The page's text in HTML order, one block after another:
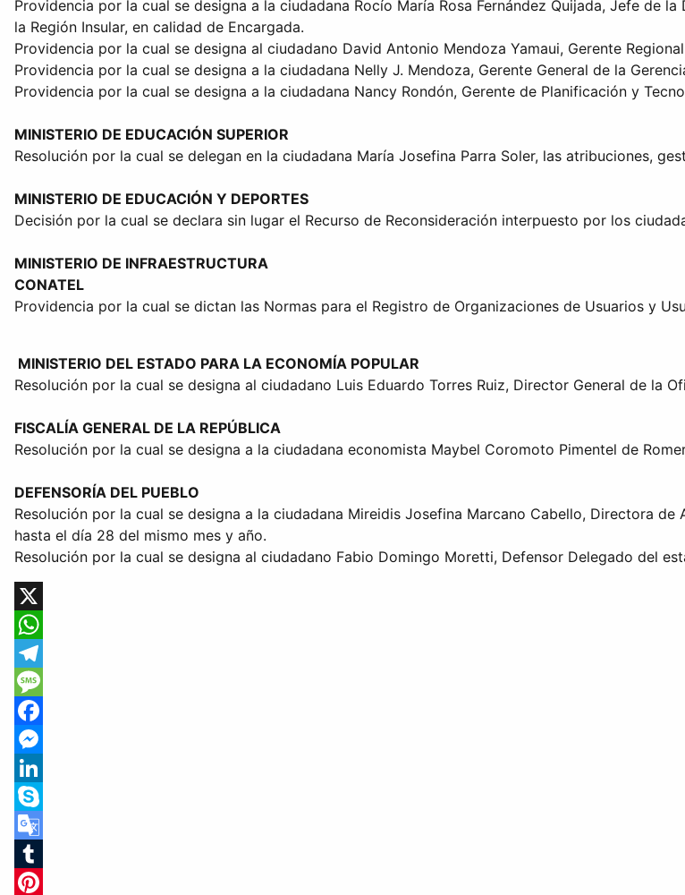
Providencia por la cual se designa a la ciudadana Rocío María Rosa Fernández Quijada, Jefe de
la Región Insular, en calidad de Encargada.
Providencia por la cual se designa al ciudadano David Antonio Mendoza Yamaui, Gerente
Providencia por la cual se designa a la ciudadana Nelly J. Mendoza, Gerente General de la
Providencia por la cual se designa a la ciudadana Nancy Rondón, Gerente de Planificación y
MINISTERIO DE EDUCACIÓN SUPERIOR
Resolución por la cual se delegan en la ciudadana María Josefina Parra Soler, las atribuciones,
MINISTERIO DE EDUCACIÓN Y DEPORTES
Decisión por la cual se declara sin lugar el Recurso de Reconsideración interpuesto por los
MINISTERIO DE INFRAESTRUCTURA
CONATEL
Providencia por la cual se dictan las Normas para el Registro de Organizaciones de Usuarios y
MINISTERIO DEL ESTADO PARA LA ECONOMÍA POPULAR
Resolución por la cual se designa al ciudadano Luis Eduardo Torres Ruiz, Director General de la
FISCALÍA GENERAL DE LA REPÚBLICA
Resolución por la cual se designa a la ciudadana economista Maybel Coromoto Pimentel de
DEFENSORÍA DEL PUEBLO
Resolución por la cual se designa a la ciudadana Mireidis Josefina Marcano Cabello, Directora
hasta el día 28 del mismo mes y año.
Resolución por la cual se designa al ciudadano Fabio Domingo Moretti, Defensor Delegado del
X
WhatsApp
Telegram
Message
Facebook
Messenger
LinkedIn
Skype
Google
Translate
Tumblr